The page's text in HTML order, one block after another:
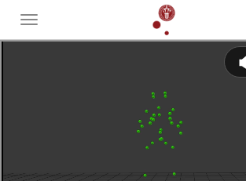
Toggle
menu